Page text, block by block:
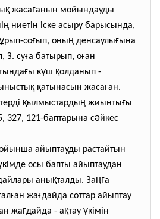
қ жасағанын мойындауды
ң ниетін іске асыру барысында,
ұрып-соғып, оның денсаулығына
З. суға батырып, оған
ғы күш қолданып -
қ қатынасын жасаған.
қылмыстардың жиынтығы
327, 121-баптарына сәйкес
айыптауды растайтын
кімде осы бапты айыптаудан
анықталды. Заңға
ған жағдайда соттар айыптау
жағдайда - ақтау үкімін